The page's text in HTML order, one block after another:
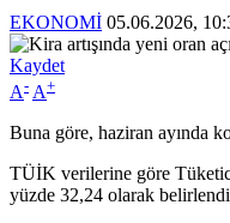
EKONOMİ 05.06.2026,
Kaydet
A- A+
Buna göre, haziran ayında
TÜİK verilerine göre
yüzde 32,24 olarak